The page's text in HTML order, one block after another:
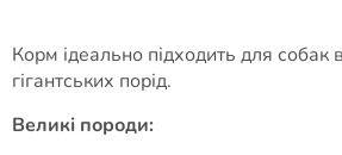
Корм ідеально підходить для собак
гігантських порід.
Великі породи: